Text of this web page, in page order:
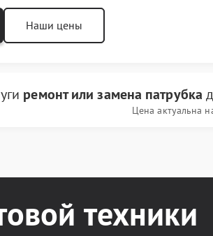
Наши цены
ремонт или замена патрубка
Цена актуальна
техники